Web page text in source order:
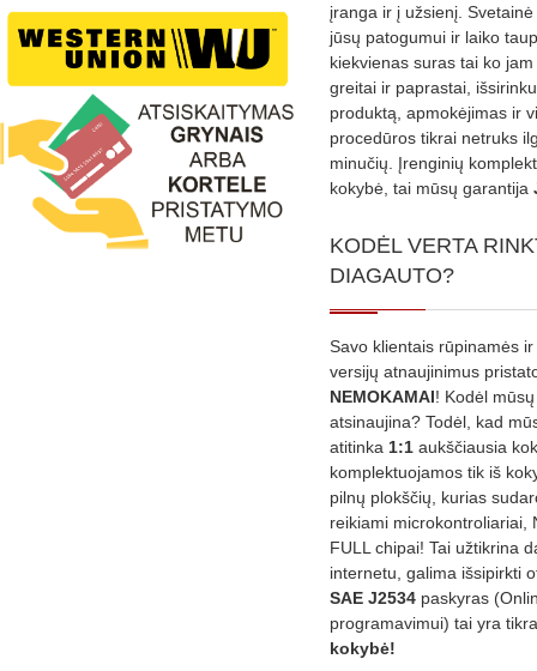
įranga ir į užsienį.
jūsų patogumui ir laiko
kiekvienas suras tai ko
greitai ir paprastai,
produktą, apmokėjimas ir
procedūros tikrai netruks
minučių. Įrenginių
kokybė, tai mūsų garantija
KODĖL VERTA
DIAGAUTO?
Savo klientais rūpinamės
versijų atnaujinimus
NEMOKAMAI! Kodėl
atsinaujina? Todėl, kad
atitinka 1:1 aukščiausia
komplektuojamos tik iš
pilnų plokščių, kurias
reikiami microkontroliariai,
FULL chipai! Tai užtikrina
internetu, galima išsipirkti
SAE J2534 paskyras
programavimui) tai yra
kokybė!